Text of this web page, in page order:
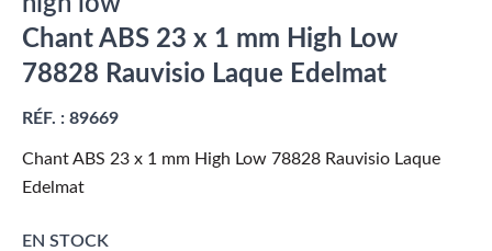
Chant ABS 23 x 1 mm High Low
78828 Rauvisio Laque Edelmat
RÉF. : 89669
Chant ABS 23 x 1 mm High Low 78828 Rauvisio Laque
Edelmat
EN STOCK